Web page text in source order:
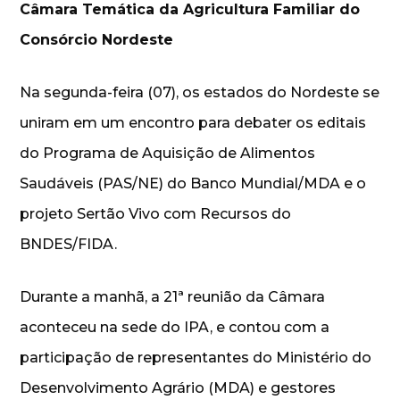
Câmara Temática da Agricultura Familiar do
Consórcio Nordeste
Na segunda-feira (07), os estados do Nordeste se
uniram em um encontro para debater os editais
do Programa de Aquisição de Alimentos
Saudáveis (PAS/NE) do Banco Mundial/MDA e o
projeto Sertão Vivo com Recursos do
BNDES/FIDA.
Durante a manhã, a 21ª reunião da Câmara
aconteceu na sede do IPA, e contou com a
participação de representantes do Ministério do
Desenvolvimento Agrário (MDA) e gestores